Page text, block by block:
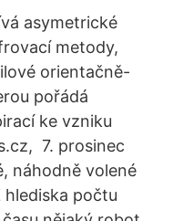
asymetrické
metody,
orientačně-
pořádá
ke vzniku
7. prosinec
náhodně volené
hlediska počtu